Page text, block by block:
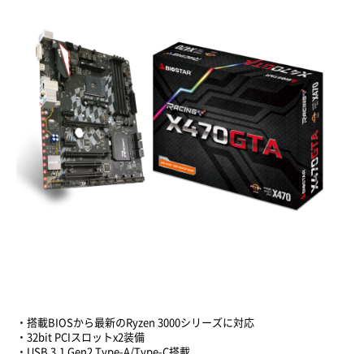
・搭載BIOSから最新のRyzen 3000シリーズに対応
・32bit PCIスロットx2装備